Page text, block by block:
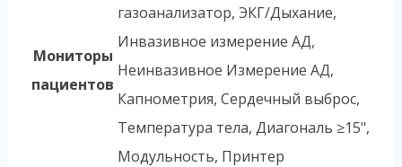
Мониторы
пациентов
газоанализатор, ЭКГ/Дыхание,
Инвазивное измерение АД,
Неинвазивное Измерение АД,
Капнометрия, Сердечный выброс,
Температура тела, Диагональ ≥15",
Модульность, Принтер